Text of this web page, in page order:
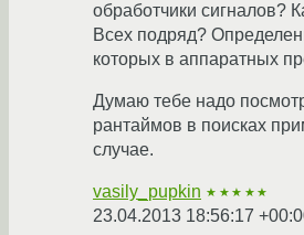
обработчики сигналов?
Всех подряд?
которых в аппаратных
Думаю тебе надо
рантаймов в поисках
случае.
vasily_pupkin ★★★★★
23.04.2013 18:56:17